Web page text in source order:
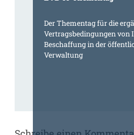
Der Thementag für die
Vertragsbedingungen von
Beschaffung in der
Verwaltung